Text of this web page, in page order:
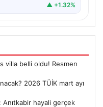
▲ +1.32%
villa belli oldu! Resmen
2026 TÜİK mart ayı
Anıtkabir hayali gerçek